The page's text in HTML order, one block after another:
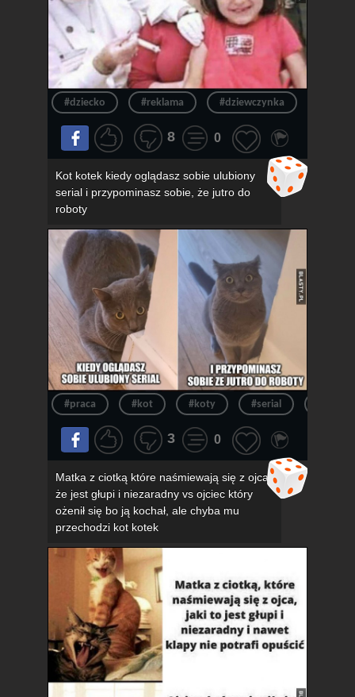
#dziecko #reklama #dziewczynka
8 0
Kot kotek kiedy oglądasz sobie ulubiony
serial i przypominasz sobie, że jutro do
roboty
#praca #kot #koty #serial
3 0
Matka z ciotką które naśmiewają się z ojca,
że jest głupi i niezaradny vs ojciec który
ożenił się bo ją kochał, ale chyba mu
przechodzi kot kotek